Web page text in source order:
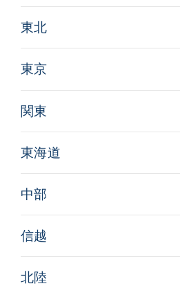
東北
東京
関東
東海道
中部
信越
北陸